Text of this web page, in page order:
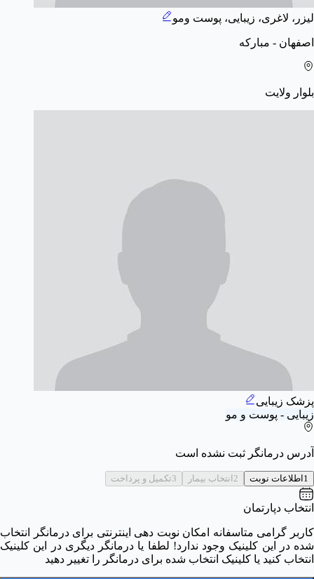
لیزر، لاغری، زیبایی، پوست ومو
اصفهان - مبارکه
بلوار ولایت
پزشک زیبایی
زیبایی - پوست و مو
آدرس درمانگر ثبت نشده است
1اطلاعات نوبت 2انتخاب بیمار 3تکمیل و پرداخت
انتخاب دپارتمان
کاربر گرامی متاسفانه امکان نوبت دهی اینترنتی برای درمانگر انتخاب
شده در این کلینیک وجود ندارد! لطفا یا درمانگر دیگری در این کلینیک
انتخاب کنید یا کلینیک انتخاب شده برای درمانگر را تغییر دهید